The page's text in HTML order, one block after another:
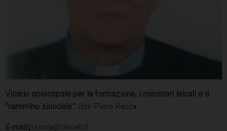
Vicario episcopale per la formazione, i ministeri laicali e il
“cammino sinodale”: don Piero Racca
E-mail:p.racca@tiscali.it